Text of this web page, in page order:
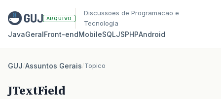
ARQUIVO
Discussoes de Programacao e
Tecnologia
JavaGeralFront‑endMobileSQLJSPHPAndroid
GUJ/Assuntos Gerais/Topico
JTextField